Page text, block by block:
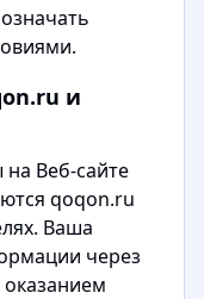
и
Веб-сайте
qoqon.ru
Ваша
через
оказанием